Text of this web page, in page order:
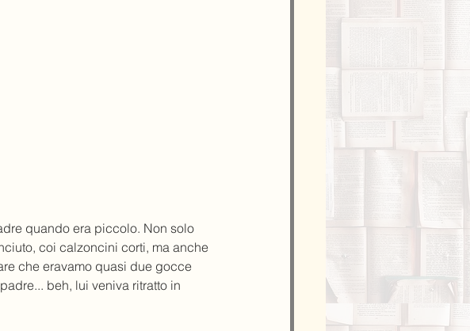
quando era piccolo. Non solo
coi calzoncini corti, ma anche
che eravamo quasi due gocce
beh, lui veniva ritratto in